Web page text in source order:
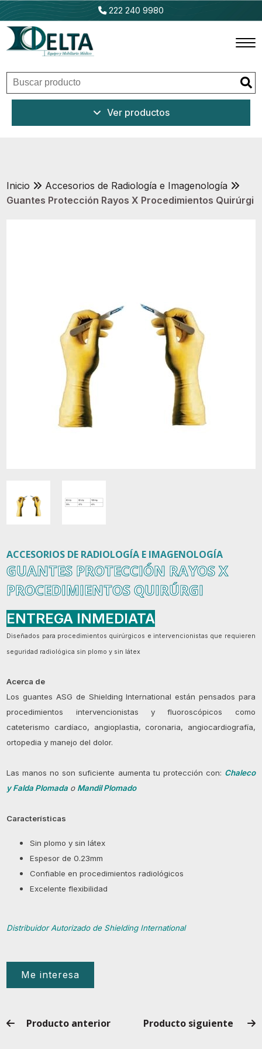
222 240 9980
Inicio
Outlet
Ver productos
Inicio
Accesorios de Radiología e Imagenología
Guantes Protección Rayos X Procedimientos Quirúrgi
ACCESORIOS DE RADIOLOGÍA E IMAGENOLOGÍA
GUANTES PROTECCIÓN RAYOS X
PROCEDIMIENTOS QUIRÚRGI
ENTREGA INMEDIATA
Diseñados para procedimientos quirúrgicos e intervencionistas que requieren
seguridad radiológica sin plomo y sin látex
Acerca de
Los guantes ASG de Shielding International están pensados para
procedimientos intervencionistas y fluoroscópicos como
cateterismo cardíaco, angioplastia, coronaria, angiocardiografía,
ortopedia y manejo del dolor.
Las manos no son suficiente aumenta tu protección con: Chaleco
y Falda Plomada o Mandil Plomado
Características
Sin plomo y sin látex
Espesor de 0.23mm
Confiable en procedimientos radiológicos
Excelente flexibilidad
Distribuidor Autorizado de Shielding International
Me interesa
Producto anterior Producto siguiente